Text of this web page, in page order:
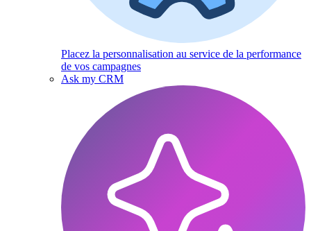
Placez la personnalisation au service de la performance
de vos campagnes
Ask my CRM